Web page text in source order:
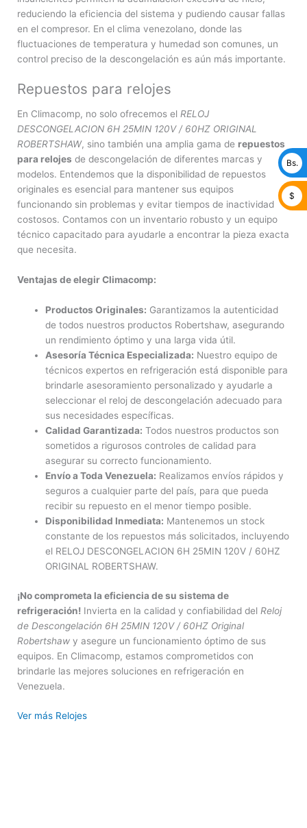
reduciendo la eficiencia del sistema y pudiendo causar fallas
en el compresor. En el clima venezolano, donde las
fluctuaciones de temperatura y humedad son comunes, un
control preciso de la descongelación es aún más importante.
Repuestos para relojes
En Climacomp, no solo ofrecemos el RELOJ
DESCONGELACION 6H 25MIN 120V / 60HZ ORIGINAL
ROBERTSHAW, sino también una amplia gama de repuestos
para relojes de descongelación de diferentes marcas y
modelos. Entendemos que la disponibilidad de repuestos
originales es esencial para mantener sus equipos
funcionando sin problemas y evitar tiempos de inactividad
costosos. Contamos con un inventario robusto y un equipo
técnico capacitado para ayudarle a encontrar la pieza exacta
que necesita.
Ventajas de elegir Climacomp:
Productos Originales: Garantizamos la autenticidad
de todos nuestros productos Robertshaw, asegurando
un rendimiento óptimo y una larga vida útil.
Asesoría Técnica Especializada: Nuestro equipo de
técnicos expertos en refrigeración está disponible para
brindarle asesoramiento personalizado y ayudarle a
seleccionar el reloj de descongelación adecuado para
sus necesidades específicas.
Calidad Garantizada: Todos nuestros productos son
sometidos a rigurosos controles de calidad para
asegurar su correcto funcionamiento.
Envío a Toda Venezuela: Realizamos envíos rápidos y
seguros a cualquier parte del país, para que pueda
recibir su repuesto en el menor tiempo posible.
Disponibilidad Inmediata: Mantenemos un stock
constante de los repuestos más solicitados, incluyendo
el RELOJ DESCONGELACION 6H 25MIN 120V / 60HZ
ORIGINAL ROBERTSHAW.
¡No comprometa la eficiencia de su sistema de
refrigeración! Invierta en la calidad y confiabilidad del Reloj
de Descongelación 6H 25MIN 120V / 60HZ Original
Robertshaw y asegure un funcionamiento óptimo de sus
equipos. En Climacomp, estamos comprometidos con
brindarle las mejores soluciones en refrigeración en
Venezuela.
Ver más Relojes
Bs.
$